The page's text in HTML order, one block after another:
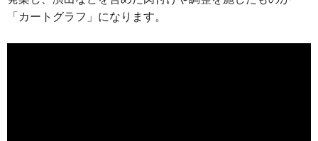
「カートグラフ」になります。